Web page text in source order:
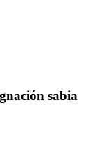
sabia